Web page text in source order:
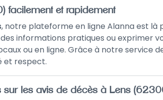
facilement et rapidement
, notre plateforme en ligne Alanna est là
informations pratiques ou exprimer
ou en ligne. Grâce à notre service
et respect.
sur les avis de décès à Lens